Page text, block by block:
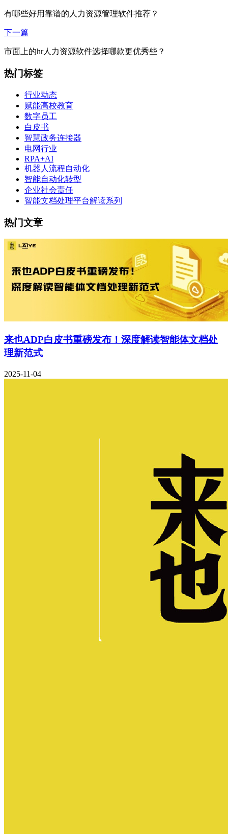
有哪些好用靠谱的人力资源管理软件推荐？
下一篇
市面上的hr人力资源软件选择哪款更优秀些？
热门标签
行业动态
赋能高校教育
数字员工
白皮书
智慧政务连接器
电网行业
RPA+AI
机器人流程自动化
智能自动化转型
企业社会责任
智能文档处理平台解读系列
热门文章
来也ADP白皮书重磅发布！深度解读智能体文档处
理新范式
2025-11-04